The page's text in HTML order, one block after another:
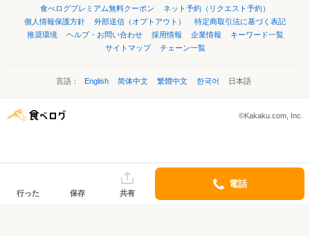
食べログプレミアム無料クーポン
ネット予約（リクエスト予約）
個人情報保護方針
外部送信（オプトアウト）
特定商取引法に基づく表記
推奨環境
ヘルプ・お問い合わせ 採用情報 企業情報
キーワード一覧
サイトマップ
チェーン一覧
言語： English 简体中文 繁體中文 한국어 日本語
©Kakaku.com, Inc.
行った 保存 共有
電話